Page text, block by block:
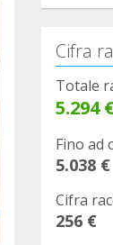
Cifra
Totale
5.294
Fino ad
5.038 €
Cifra
256 €